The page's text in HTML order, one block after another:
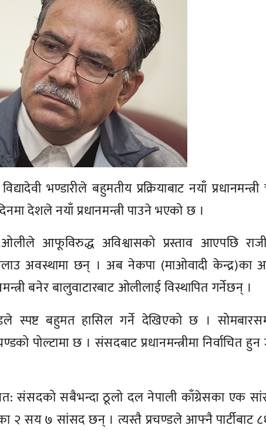
विद्यादेवी भण्डारीले बहुमतीय प्रक्रियाबाट नयाँ
देशले नयाँ प्रधानमन्त्री पाउने भएको छ ।
ओलीले आफूविरुद्ध अविश्वासको प्रस्ताव आएपछि
अवस्थामा छन् । अब नेकपा (माओवादी केन्द्र)का
बनेर बालुवाटारबाट ओलीलाई विस्थापित गर्नेछन् ।
स्पष्ट बहुमत हासिल गर्ने देखिएको छ ।
पोल्टामा छ । संसदबाट प्रधानमन्त्रीमा निर्वाचित हुन
संसदको सबैभन्दा ठूलो दल नेपाली काँग्रेसका एक
२ सय ७ सांसद छन् । त्यस्तै प्रचण्डले आफ्नै पार्टीबाट